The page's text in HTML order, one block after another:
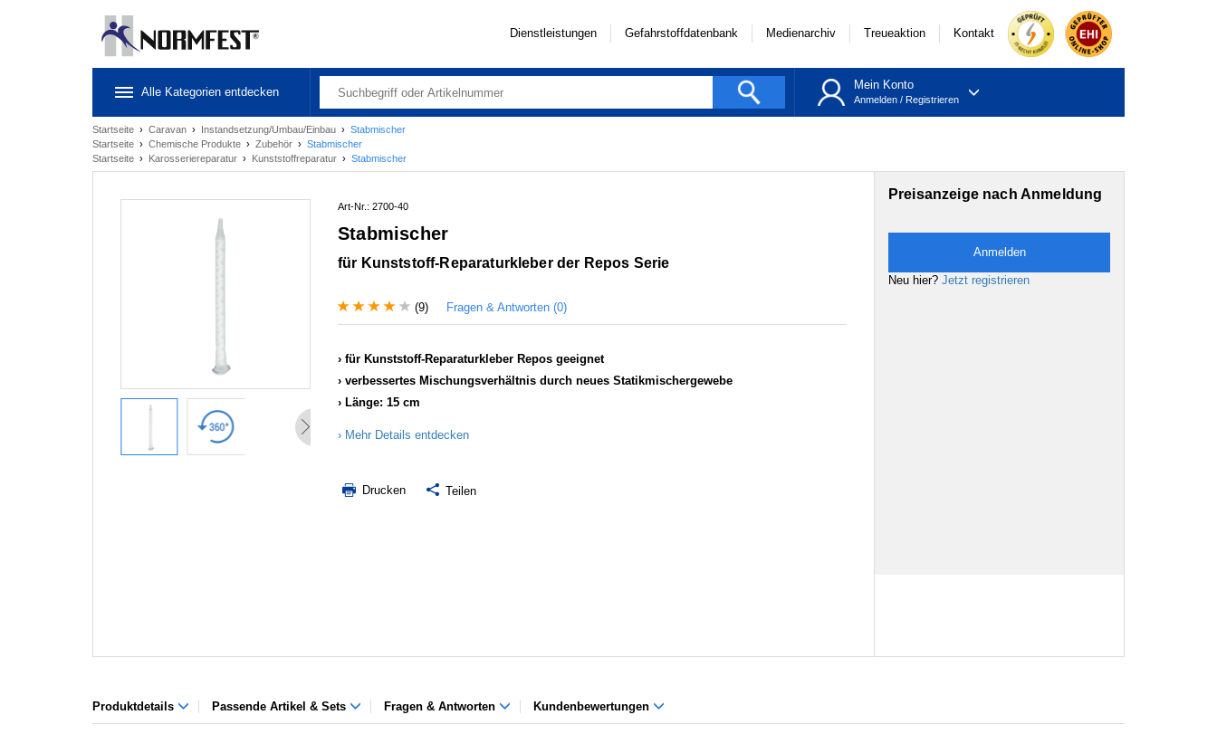
Dienstleistungen Gefahrstoffdatenbank Medienarchiv Treueaktion Kontakt
Alle Kategorien entdecken
Mein Konto
Anmelden / Registrieren
Startseite › Caravan › Instandsetzung/Umbau/Einbau › Stabmischer
Startseite › Chemische Produkte › Zubehör › Stabmischer
Startseite › Karosseriereparatur › Kunststoffreparatur › Stabmischer
Art-Nr.: 2700-40
Stabmischer
für Kunststoff-Reparaturkleber der Repos Serie
(9) Fragen & Antworten (0)
für Kunststoff-Reparaturkleber Repos geeignet
verbessertes Mischungsverhältnis durch neues Statikmischergewebe
Länge: 15 cm
Mehr Details entdecken
Drucken Teilen
Preisanzeige nach Anmeldung
Anmelden
Neu hier? Jetzt registrieren
Produktdetails Passende Artikel & Sets Fragen & Antworten Kundenbewertungen